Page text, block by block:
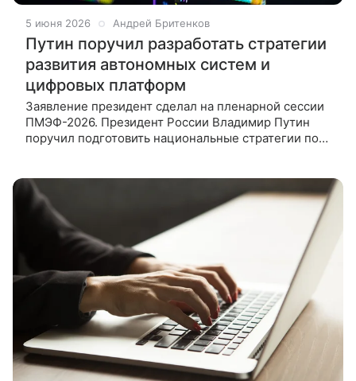
5 июня 2026 Андрей Бритенков
Путин поручил разработать стратегии
развития автономных систем и
цифровых платформ
Заявление президент сделал на пленарной сессии
ПМЭФ-2026. Президент России Владимир Путин
поручил подготовить национальные стратегии по